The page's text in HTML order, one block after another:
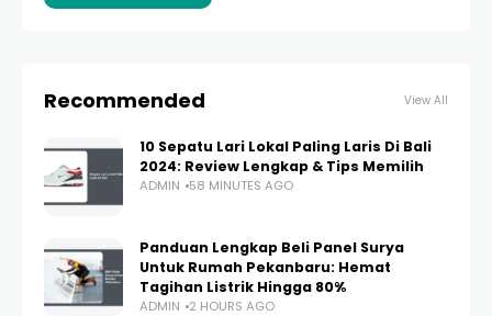
Recommended View All
10 Sepatu Lari Lokal Paling Laris Di Bali
2024: Review Lengkap & Tips Memilih
ADMIN 58 MINUTES AGO
Panduan Lengkap Beli Panel Surya
Untuk Rumah Pekanbaru: Hemat
Tagihan Listrik Hingga 80%
ADMIN 2 HOURS AGO